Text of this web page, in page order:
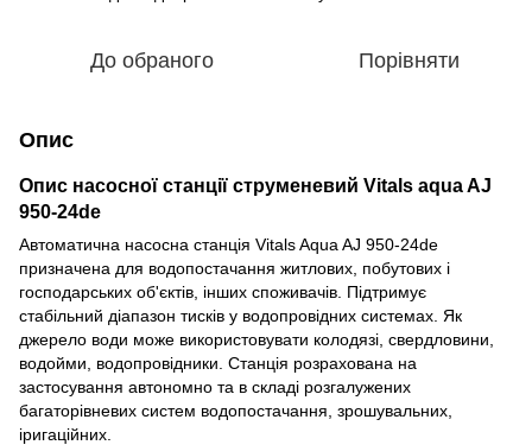
До обраного Порівняти
Опис
Опис насосної станції струменевий Vitals aqua AJ
950-24de
Автоматична насосна станція Vitals Aqua AJ 950-24de
призначена для водопостачання житлових, побутових і
господарських об'єктів, інших споживачів. Підтримує
стабільний діапазон тисків у водопровідних системах. Як
джерело води може використовувати колодязі, свердловини,
водойми, водопровідники. Станція розрахована на
застосування автономно та в складі розгалужених
багаторівневих систем водопостачання, зрошувальних,
іригаційних.